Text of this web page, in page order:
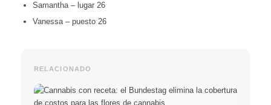
Samantha – lugar 26
Vanessa – puesto 26
RELACIONADO